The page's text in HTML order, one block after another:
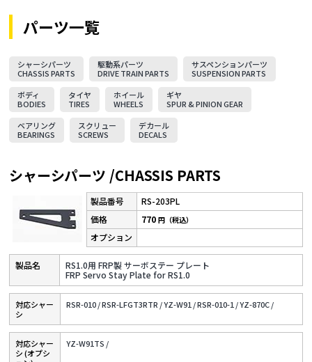
パーツ一覧
シャーシパーツ
CHASSIS PARTS
駆動系パーツ
DRIVE TRAIN PARTS
サスペンションパーツ
SUSPENSION PARTS
ボディ
BODIES
タイヤ
TIRES
ホイール
WHEELS
ギヤ
SPUR & PINION GEAR
ベアリング
BEARINGS
スクリュー
SCREWS
デカール
DECALS
シャーシパーツ /CHASSIS PARTS
RS-203PL
RS1.0用 FRP製 サーボステー プレート
FRP Servo Stay Plate for RS1.0
770円（税込）
対応シャー
シ
RSR-010 /RSR-LFGT3RTR /YZ-W91 /RSR-010-1 /YZ-870C /
対応シャー
シ (オプシ
YZ-W91TS /